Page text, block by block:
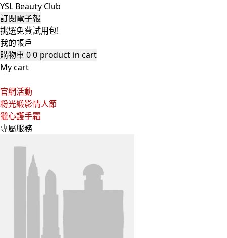
YSL Beauty Club
訂閱電子報
挑選免費試用包!
我的帳戶
購物車00 product in cart
My cart
官網活動
粉光緞影情人節
獵心護手霜
專屬服務